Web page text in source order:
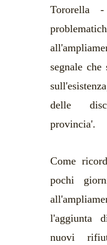
Tororella
segnale
delle
provincia'.
Come
pochi
l'aggiunta
nuovi